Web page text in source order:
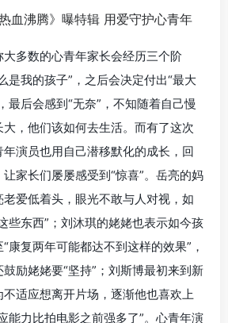
多数的心青年家长会经历三个阶
是我的孩子”，之后会决定付出“最大
最后会感到“无奈”，不知随着自己慢
，他们该如何去生活。而有了这次
演员也用自己潜移默化的成长，回
家长们屡屡感受到“惊喜”。岳亮的妈
爱低着头，眼光不敢与人对视，如
些东西”；刘沐琪的姥姥也表示如今孩
康复两年可能都达不到这样的效果”，
励姥姥要“坚持”；刘斯博最初来到新
适应想离开片场，逐渐他也喜欢上
能力比拍电影之前强多了”。心青年演